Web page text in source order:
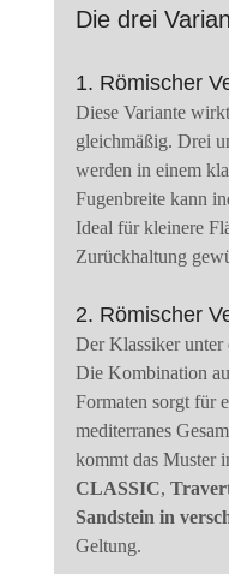
Die drei
1. Römischer
Diese Variante
gleichmäßig. Drei
werden in einem
Fugenbreite kann
Ideal für kleinere
Zurückhaltung
2. Römischer
Der Klassiker unter
Die Kombination
Formaten sorgt für
mediterranes
kommt das Muster
CLASSIC,
Sandstein in
Geltung.